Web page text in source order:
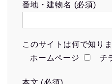
番地・建物名 (必須)
このサイトは何で知り
ホームページ
チ